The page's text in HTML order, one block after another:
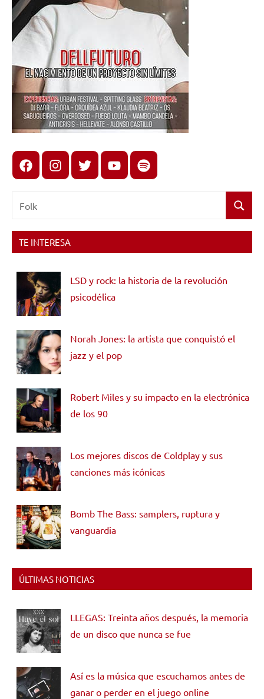
FacebookInstagram
X youtubespotify
Buscar
TE INTERESA
LSD y rock: la historia de la revolución
psicodélica
Norah Jones: la artista que conquistó el
jazz y el pop
Robert Miles y su impacto en la electrónica
de los 90
Los mejores discos de Coldplay y sus
canciones más icónicas
Bomb The Bass: samplers, ruptura y
vanguardia
ÚLTIMAS NOTICIAS
LLEGAS: Treinta años después, la memoria
de un disco que nunca se fue
Así es la música que escuchamos antes de
ganar o perder en el juego online